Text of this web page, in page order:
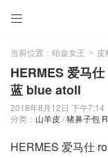

当前位置： 铂金女王 >
HERMES 爱马
蓝 blue atoll
2018年8月12日 下午7:14
分类： 山羊皮 /猪鼻子包
HERMES 爱马仕